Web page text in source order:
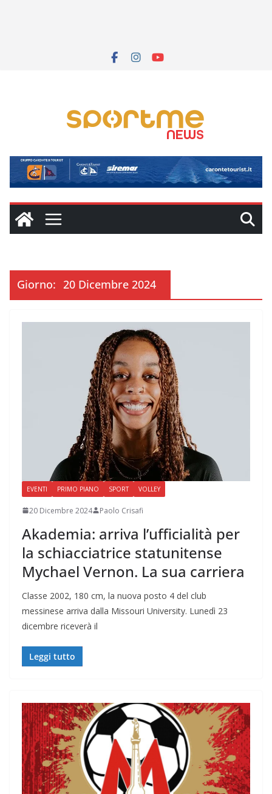
Giorno: 20 Dicembre 2024
EVENTI PRIMO PIANO SPORT VOLLEY
20 Dicembre 2024 Paolo Crisafi
Akademia: arriva l’ufficialità per
la schiacciatrice statunitense
Mychael Vernon. La sua carriera
Classe 2002, 180 cm, la nuova posto 4 del club
messinese arriva dalla Missouri University. Lunedì 23
dicembre riceverà il
Leggi tutto